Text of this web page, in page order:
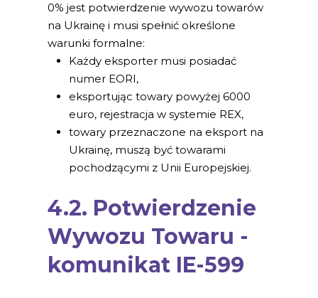
0% jest potwierdzenie wywozu towarów
na Ukrainę i musi spełnić określone
warunki formalne:
Każdy eksporter musi posiadać
numer EORI,
eksportując towary powyżej 6000
euro, rejestracja w systemie REX,
towary przeznaczone na eksport na
Ukrainę, muszą być towarami
pochodzącymi z Unii Europejskiej.
4.2. Potwierdzenie
Wywozu Towaru -
komunikat IE-599